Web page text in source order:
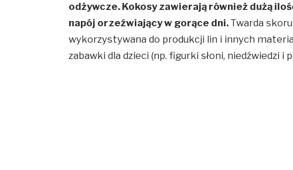
odżywcze. Kokosy zawierają również dużą
napój orzeźwiający w gorące dni. Twarda
wykorzystywana do produkcji lin i innych
zabawki dla dzieci (np. figurki słoni, niedźwiedzi i